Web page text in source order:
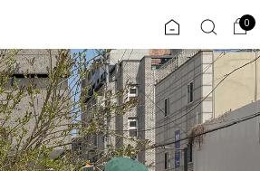
0
ENG
TW
JP
택 플러스핏 회원혜택
0